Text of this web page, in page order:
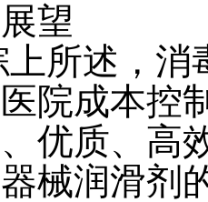
望
述，消毒
院成本控
优质、高
械润滑剂